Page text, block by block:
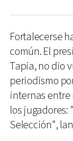
Fortalecerse
común. El
Tapia, no dio
periodismo
internas
los jugadores:
Selección",